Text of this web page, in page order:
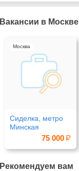
Вакансии в Москве
Сиделка, метро
Минская
75 000
Москва
Рекомендуем вам